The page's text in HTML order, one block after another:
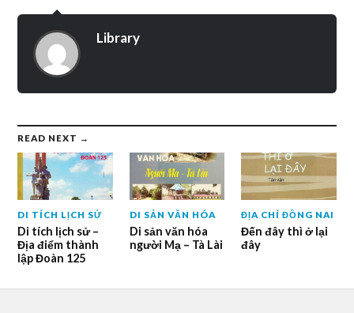
Library
READ NEXT →
DI TÍCH LỊCH SỬ
Di tích lịch sử –
Địa điểm thành
lập Đoàn 125
DI SẢN VĂN HÓA
Di sản văn hóa
người Mạ – Tà Lài
ĐỊA CHÍ ĐỒNG NAI
Đến đây thì ở lại
đây